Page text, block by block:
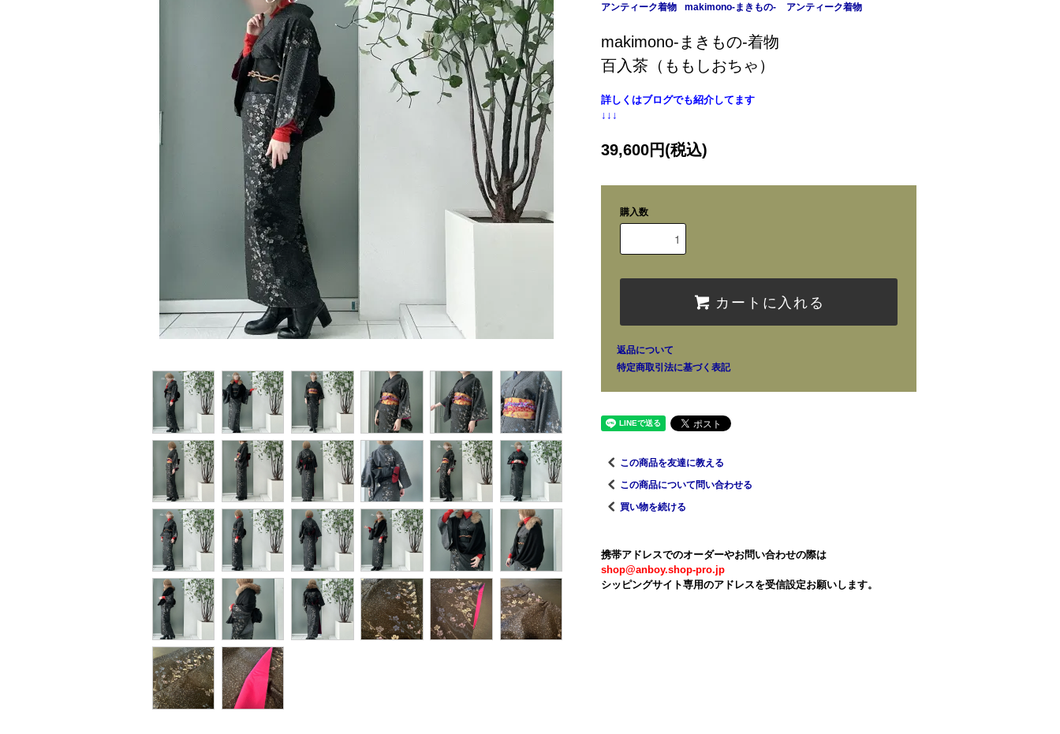
アンティーク着物 makimono-まきもの- アンティーク着物
makimono-まきもの-着物
百入茶（ももしおちゃ）
詳しくはブログでも紹介してます
↓↓↓
39,600円(税込)
購入数
カートに入れる
返品について
特定商取引法に基づく表記
この商品を友達に教える
この商品について問い合わせる
買い物を続ける
携帯アドレスでのオーダーやお問い合わせの際は
shop@anboy.shop-pro.jp
シッピングサイト専用のアドレスを受信設定お願いします。